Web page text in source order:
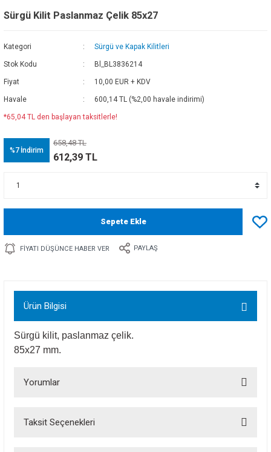
Sürgü Kilit Paslanmaz Çelik 85x27
Kategori Sürgü ve Kapak Kilitleri
Stok Kodu Bl_BL3836214
Fiyat 10,00 EUR + KDV
Havale 600,14 TL (%2,00 havale indirimi)
*65,04 TL den başlayan taksitlerle!
%7 İndirim
658,48 TL
612,39 TL
Sepete Ekle
FIYATI DÜŞÜNCE HABER VER PAYLAŞ
Ürün Bilgisi
Sürgü kilit, paslanmaz çelik.
85x27 mm.
Yorumlar
Taksit Seçenekleri